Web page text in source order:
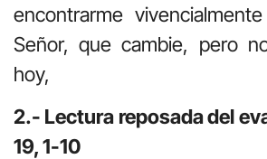
encontrarme
Señor, que cambie, pero
hoy,
2.- Lectura reposada del
19, 1-10